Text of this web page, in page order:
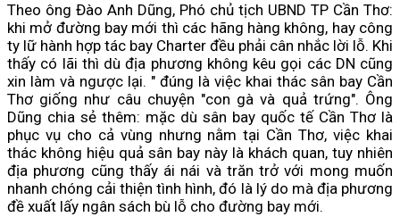
Theo ông Đào Anh Dũng, Phó chủ tịch UBND TP Cần Thơ:
khi mở đường bay mới thì các hãng hàng không, hay công
ty lữ hành hợp tác bay Charter đều phải cân nhắc lời lỗ. Khi
thấy có lãi thì dù địa phương không kêu gọi các DN cũng
xin làm và ngược lại. " đúng là việc khai thác sân bay Cần
Thơ giống như câu chuyện "con gà và quả trứng". Ông
Dũng chia sẻ thêm: mặc dù sân bay quốc tế Cần Thơ là
phục vụ cho cả vùng nhưng nằm tại Cần Thơ, việc khai
thác không hiệu quả sân bay này là khách quan, tuy nhiên
địa phương cũng thấy ái nái và trăn trở với mong muốn
nhanh chóng cải thiện tình hình, đó là lý do mà địa phương
đề xuất lấy ngân sách bù lỗ cho đường bay mới.